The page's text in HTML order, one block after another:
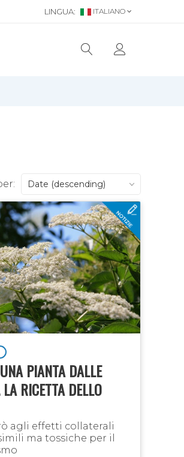
LINGUA: ITALIANO
Date (descending)
PIANTA DALLE
RICETTA DELLO
agli effetti collaterali
ma tossiche per il